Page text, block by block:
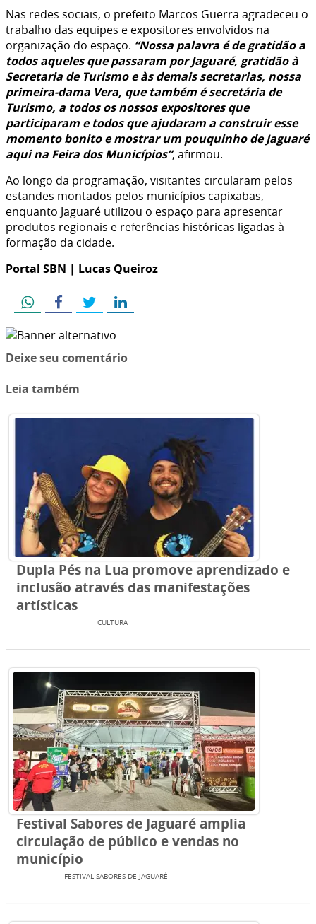
Nas redes sociais, o prefeito Marcos Guerra agradeceu o
trabalho das equipes e expositores envolvidos na
organização do espaço. “Nossa palavra é de gratidão a
todos aqueles que passaram por Jaguaré, gratidão à
Secretaria de Turismo e às demais secretarias, nossa
primeira-dama Vera, que também é secretária de
Turismo, a todos os nossos expositores que
participaram e todos que ajudaram a construir esse
momento bonito e mostrar um pouquinho de Jaguaré
aqui na Feira dos Municípios”, afirmou.
Ao longo da programação, visitantes circularam pelos
estandes montados pelos municípios capixabas,
enquanto Jaguaré utilizou o espaço para apresentar
produtos regionais e referências históricas ligadas à
formação da cidade.
Portal SBN | Lucas Queiroz
Deixe seu comentário
Leia também
Dupla Pés na Lua promove aprendizado e
inclusão através das manifestações
artísticas
CULTURA
Festival Sabores de Jaguaré amplia
circulação de público e vendas no
município
FESTIVAL SABORES DE JAGUARÉ